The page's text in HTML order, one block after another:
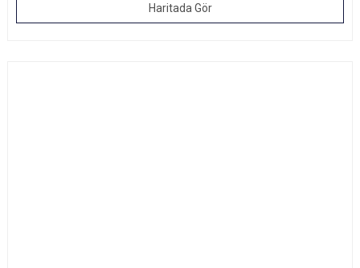
Haritada Gör